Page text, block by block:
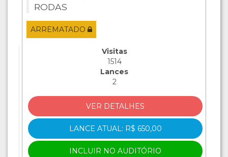
RODAS
ARREMATADO
Visitas
1514
Lances
2
VER DETALHES
LANCE ATUAL: R$ 650,00
INCLUIR NO AUDITÓRIO